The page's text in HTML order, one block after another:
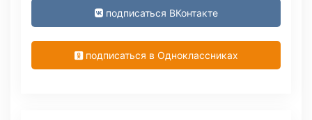
подписаться ВКонтакте
подписаться в Одноклассниках